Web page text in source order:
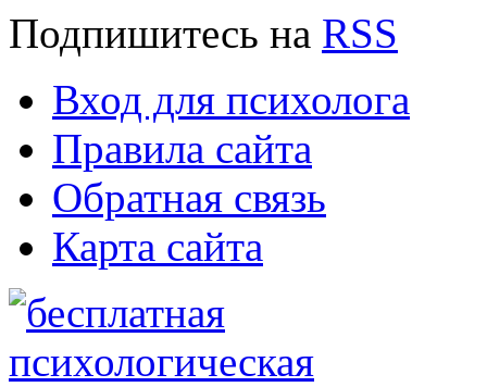
Подпишитесь на RSS
Вход для психолога
Правила сайта
Обратная связь
Карта сайта